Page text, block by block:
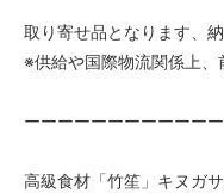
取り寄せ品となります、
※供給や国際物流関係上、
ーーーーーーーーーーー
高級食材「竹笙」キヌガ